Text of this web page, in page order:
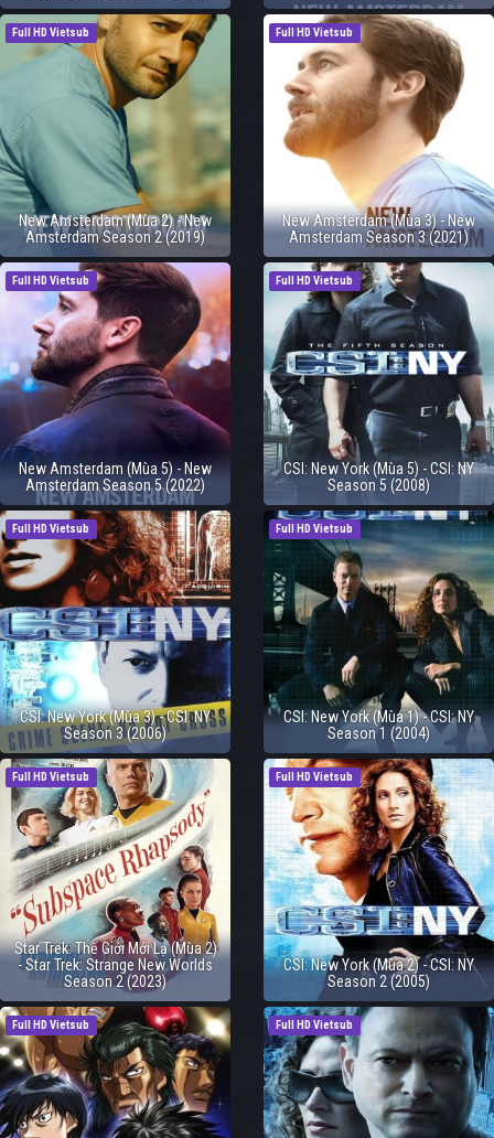
Full HD Vietsub
New Amsterdam (Mùa 2) - New
Amsterdam Season 2 (2019)
Full HD Vietsub
New Amsterdam (Mùa 3) - New
Amsterdam Season 3 (2021)
Full HD Vietsub
New Amsterdam (Mùa 5) - New
Amsterdam Season 5 (2022)
Full HD Vietsub
CSI: New York (Mùa 5) - CSI: NY
Season 5 (2008)
Full HD Vietsub
CSI: New York (Mùa 3) - CSI: NY
Season 3 (2006)
Full HD Vietsub
CSI: New York (Mùa 1) - CSI: NY
Season 1 (2004)
Full HD Vietsub
Star Trek: Thế Giới Mới Lạ (Mùa 2)
- Star Trek: Strange New Worlds
Season 2 (2023)
Full HD Vietsub
CSI: New York (Mùa 2) - CSI: NY
Season 2 (2005)
Full HD Vietsub Full HD Vietsub